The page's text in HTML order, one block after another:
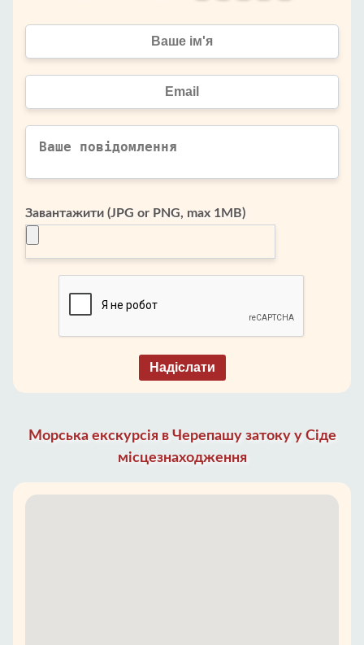
Завантажити (JPG or PNG, max 1MB)
Надіслати
Морська екскурсія в Черепашу затоку у Сіде
місцезнаходження